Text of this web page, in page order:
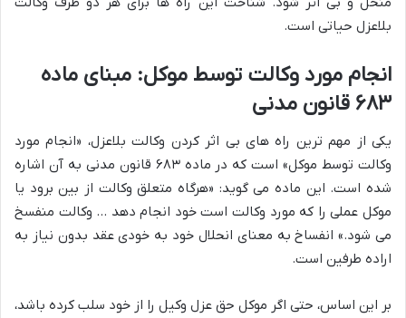
بلاعزل حیاتی است.
انجام مورد وکالت توسط موکل: مبنای ماده
۶۸۳ قانون مدنی
یکی از مهم ترین راه های بی اثر کردن وکالت بلاعزل، «انجام مورد
وکالت توسط موکل» است که در ماده ۶۸۳ قانون مدنی به آن اشاره
شده است. این ماده می گوید: «هرگاه متعلق وکالت از بین برود یا
موکل عملی را که مورد وکالت است خود انجام دهد … وکالت منفسخ
می شود.» انفساخ به معنای انحلال خود به خودی عقد بدون نیاز به
اراده طرفین است.
بر این اساس، حتی اگر موکل حق عزل وکیل را از خود سلب کرده باشد،